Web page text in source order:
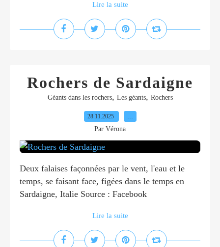
Lire la suite
Rochers de Sardaigne
Géants dans les rochers, Les géants, Rochers
28.11.2025 …
Par Vérona
Deux falaises façonnées par le vent, l'eau et le
temps, se faisant face, figées dans le temps en
Sardaigne, Italie Source : Facebook
Lire la suite